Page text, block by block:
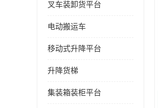
叉车装卸货平台
电动搬运车
移动式升降平台
升降货梯
集装箱装柜平台